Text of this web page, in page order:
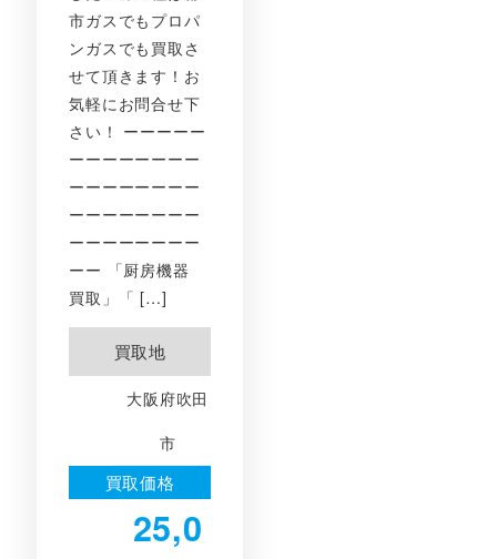
市ガスでもプロパ
ンガスでも買取さ
せて頂きます！お
気軽にお問合せ下
さい！ ーーーーー
ーーーーーーーー
ーーーーーーーー
ーーーーーーーー
ーーーーーーーー
ーー 「厨房機器
買取」「 […]
買取地
大阪府吹田
市
買取価格
25,0